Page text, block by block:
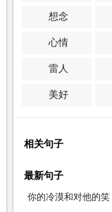
想念
心情
雷人
美好
相关句子
最新句子
你的冷漠和对他的笑